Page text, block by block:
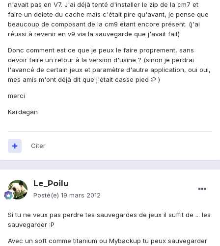
n'avait pas en V7. J'ai déjà tenté d'installer le zip de la cm7 et
faire un delete du cache mais c'était pire qu'avant, je pense que
beaucoup de composant de la cm9 étant encore présent. (j'ai
réussi à revenir en v9 via la sauvegarde que j'avait fait)
Donc comment est ce que je peux le faire proprement, sans
devoir faire un retour à la version d'usine ? (sinon je perdrai
l'avancé de certain jeux et paramètre d'autre application, oui oui,
mes amis m'ont déjà dit que j'était casse pied :P )
merci
Kardagan
Citer
Le_Poilu
Posté(e) 19 mars 2012
Si tu ne veux pas perdre tes sauvegardes de jeux il suffit de ... les
sauvegarder :P
Avec un soft comme titanium ou Mybackup tu peux sauvegarder